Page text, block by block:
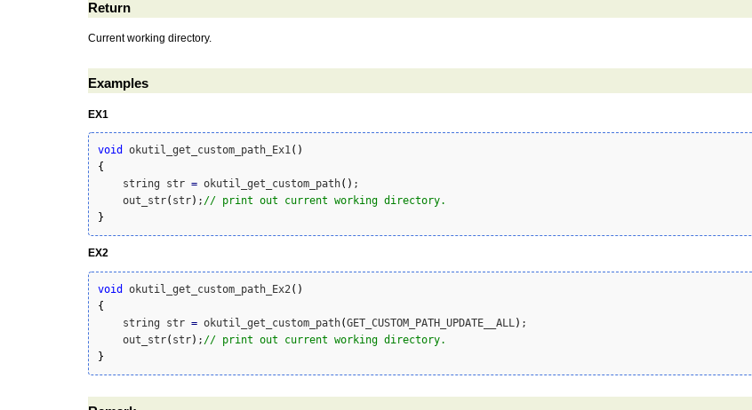
Return
Current working directory.
Examples
EX1
void okutil_get_custom_path_Ex1( )
{
    string str
= okutil_get_custom_path( ) ;
    out_str
( str) ; // print out current working directory.
}
EX2
void okutil_get_custom_path_Ex2( )
{
    string str
= okutil_get_custom_path(GET_CUSTOM_PATH_UPDATE__ALL) ;
    out_str
( str) ; // print out current working directory.
}